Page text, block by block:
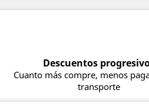
Descuentos
Cuanto más compre, menos
transporte